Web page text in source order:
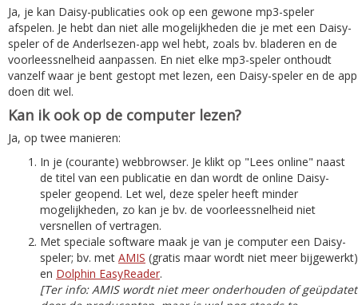
Ja, je kan Daisy-publicaties ook op een gewone mp3-speler
afspelen. Je hebt dan niet alle mogelijkheden die je met een Daisy-
speler of de Anderlsezen-app wel hebt, zoals bv. bladeren en de
voorleessnelheid aanpassen. En niet elke mp3-speler onthoudt
vanzelf waar je bent gestopt met lezen, een Daisy-speler en de app
doen dit wel.
Kan ik ook op de computer lezen?
Ja, op twee manieren:
In je (courante) webbrowser. Je klikt op "Lees online" naast
de titel van een publicatie en dan wordt de online Daisy-
speler geopend. Let wel, deze speler heeft minder
mogelijkheden, zo kan je bv. de voorleessnelheid niet
versnellen of vertragen.
Met speciale software maak je van je computer een Daisy-
speler; bv. met AMIS (gratis maar wordt niet meer bijgewerkt)
en Dolphin EasyReader.
[Ter info: AMIS wordt niet meer onderhouden of geüpdatet